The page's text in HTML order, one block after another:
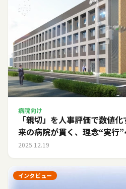
病院向け
「親切」を人事評価で数値化
来の病院が貫く、理念“実行
2025.12.19
インタビュー